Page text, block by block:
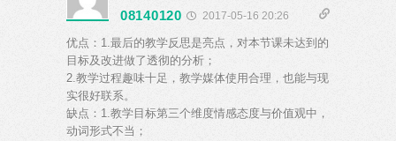
08140120 2017-05-16 20:26
优点：1.最后的教学反思是亮点，对本节课未达到的
目标及改进做了透彻的分析；
2.教学过程趣味十足，教学媒体使用合理，也能与现
实很好联系。
缺点：1.教学目标第三个维度情感态度与价值观中，
动词形式不当；